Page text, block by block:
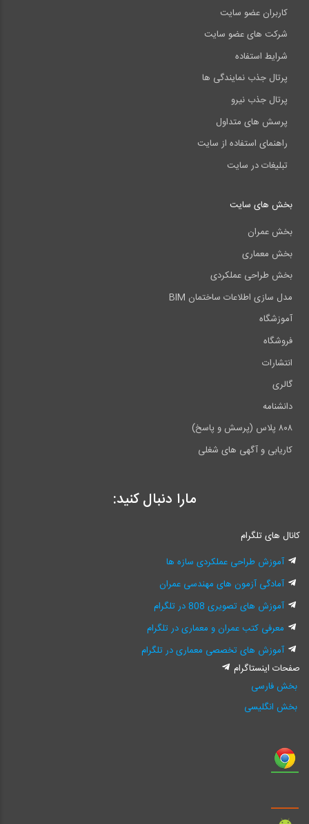
کاربران عضو سایت
شرکت های عضو سایت
شرایط استفاده
پرتال جذب نمایندگی ها
پرتال جذب نیرو
پرسش های متداول
راهنمای استفاده از سایت
تبلیغات در سایت
بخش های سایت
بخش عمران
بخش معماری
بخش طراحی عملکردی
مدل سازی اطلاعات ساختمان BIM
آموزشگاه
فروشگاه
انتشارات
گالری
دانشنامه
۸۰۸ پلاس (پرسش و پاسخ)
کاریابی و آگهی های شغلی
مارا دنبال کنید:
کانال های تلگرام
آموزش طراحی عملکردی سازه ها
آمادگی آزمون های مهندسی عمران
آموزش های تصویری 808 در تلگرام
معرفی کتب عمران و معماری در تلگرام
آموزش های تخصصی معماری در تلگرام
صفحات اینستاگرام
بخش فارسی
بخش انگلیسی